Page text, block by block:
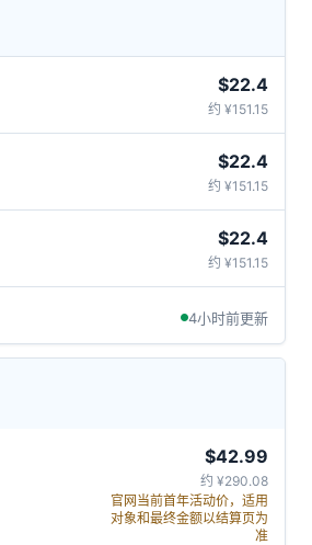
$22.4
约 ¥151.15
$22.4
约 ¥151.15
$22.4
约 ¥151.15
4小时前更新
$42.99
约 ¥290.08
官网当前首年活动价，适用
对象和最终金额以结算页为
准